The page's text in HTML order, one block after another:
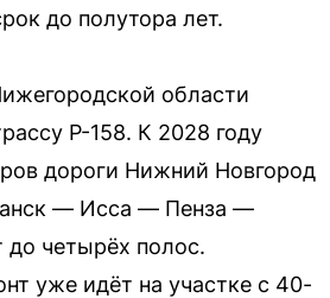
до полутора лет.
области
Р-158. К 2028 году
дороги Нижний Новгород
— Исса — Пенза —
до четырёх полос.
уже идёт на участке с 40-